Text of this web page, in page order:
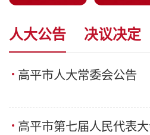
人大公告 决议决定
高平市人大常委会公告
高平市第七届人民代表